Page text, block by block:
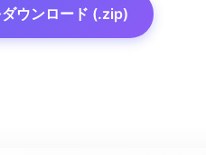
ウンロード (.zip)